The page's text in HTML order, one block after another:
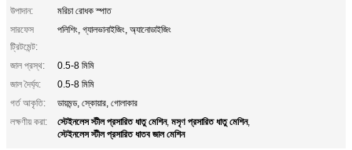
উপাদান:
মরিচা রোধক স্পাত
সারফেস
ট্রিটমেন্ট:
পলিশিং, গ্যালভানাইজিং, অ্যানোডাইজিং
জাল প্রস্থ:
0.5-8 মিমি
জাল দৈর্ঘ্য:
0.5-8 মিমি
গর্ত আকৃতি:
ডায়মন্ড, স্কোয়ার, গোলাকার
লক্ষণীয় করা:
স্টেইনলেস স্টীল প্রসারিত ধাতু মেশিন, মসৃণ প্রসারিত ধাতু মেশিন,
স্টেইনলেস স্টীল প্রসারিত ধাতব জাল মেশিন